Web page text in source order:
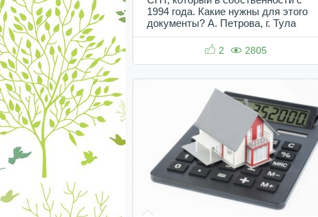
1994 года. Какие нужны для этого
документы? А. Петрова, г. Тула
2 2805